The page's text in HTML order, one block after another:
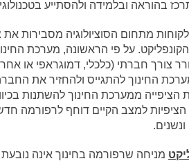
בהוראה ובלמידה ולהסתייע
מתחום הסוציולוגיה מסבירות
על פי הראשונה, מערכת
צורך חברתי (כלכלי, דמוגראפי או
החינוך להתגייס ולהחזיר את
הציפייה ממערכת החינוך להשתנות
הציפיות למצב הקיים דוחף
ונשנים.
מניחה שרפורמה בחינוך אינה